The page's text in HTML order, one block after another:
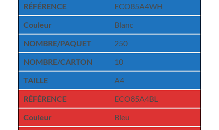
RÉFÉRENCE
ECO85A4WH
Couleur
Blanc
NOMBRE/PAQUET
250
NOMBRE/CARTON
10
TAILLE
A4
RÉFÉRENCE
ECO85A4BL
Couleur
Bleu